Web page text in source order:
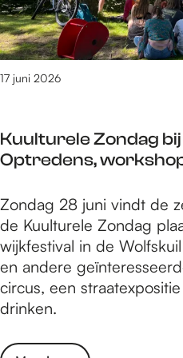
r
e
n
o
e
t
o
n
g
e
r
e
p
e
n
p
o
a
m
e
r
e
n
o
p
g
N
i
j
m
g
e
n
0
j
u
n
i
2
i
H
e
r
n
k
n
g
N
i
m
g
Kuulturele Zondag
Optredens,
17 juni 2026
K
u
u
l
t
u
e
Zondag 28 juni vindt de
de Kuulturele Zondag
wijkfestival in de
en andere
circus, een
drinken.